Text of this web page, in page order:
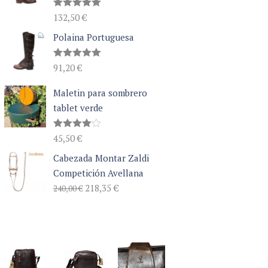
Valorado
con5.00
de 5
132,50€
Polaina Portuguesa
Valorado
con5.00
91,20€
Maletin para sombrero
tablet verde
Valorado
con4.00
de 5
45,50€
Cabezada Montar Zaldi
Competición Avellana
240,00€ El
240,00 €.
218,35€El
218,35 €.